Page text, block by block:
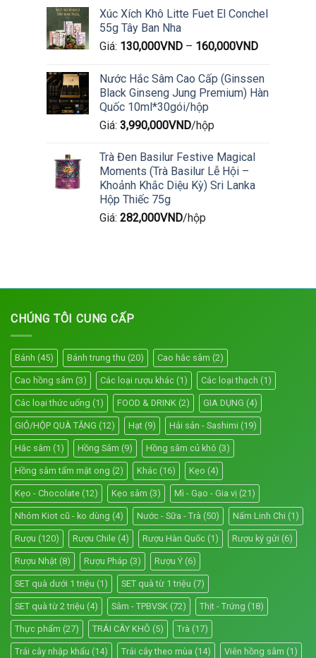
Xúc Xích Khô Litte Fuet El Conchel
55g Tây Ban Nha
Giá: 130,000VND– 160,000VND
Nước Hắc Sâm Cao Cấp (Ginssen
Black Ginseng Jung Premium) Hàn
Quốc 10ml*30gói/hộp
Giá: 3,990,000VND/hộp
Trà Đen Basilur Festive Magical
Moments (Trà Basilur Lễ Hội –
Khoảnh Khắc Diệu Kỳ) Sri Lanka
Hộp Thiếc 75g
Giá: 282,000VND/hộp
CHÚNG TÔI CUNG CẤP
Bánh (45) Bánh trung thu (20) Cao hắc sâm (2)
Cao hồng sâm (3) Các loại rượu khác (1) Các loại thạch (1)
Các loại thức uống (1) FOOD & DRINK (2) GIA DỤNG (4)
GIỎ/HỘP QUÀ TẶNG (12) Hạt (9) Hải sản - Sashimi (19)
Hắc sâm (1) Hồng Sâm (9) Hồng sâm củ khô (3)
Hồng sâm tẩm mật ong (2) Khác (16) Kẹo (4)
Kẹo - Chocolate (12) Kẹo sâm (3) Mì - Gạo - Gia vị (21)
Nhóm Kiot cũ - ko dùng (4) Nước - Sữa - Trà (50) Nấm Linh Chi (1)
Rượu (120) Rượu Chile (4) Rượu Hàn Quốc (1) Rượu ký gửi (6)
Rượu Nhật (8) Rượu Pháp (3) Rượu Ý (6)
SET quà dưới 1 triệu (1) SET quà từ 1 triệu (7)
SET quà từ 2 triệu (4) Sâm - TPBVSK (72) Thịt - Trứng (18)
Thực phẩm (27) TRÁI CÂY KHÔ (5) Trà (17)
Trái cây nhập khẩu (14) Trái cây theo mùa (14) Viên hồng sâm (1)